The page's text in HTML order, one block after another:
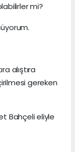
mi?
alıştıra
gereken
Bahçeli eliyle